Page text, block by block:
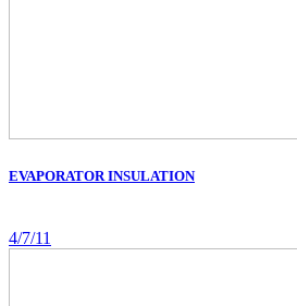
EVAPORATOR INSULATION
4/7/11